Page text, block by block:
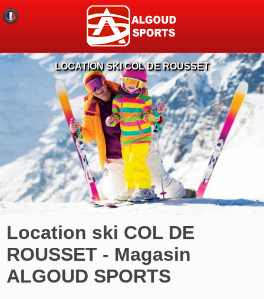
LOCATION SKI COL DE ROUSSET
Location ski COL DE
ROUSSET - Magasin
ALGOUD SPORTS